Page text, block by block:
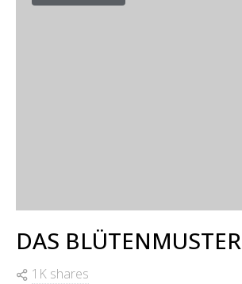
DAS BLÜTENMUSTER
1K shares